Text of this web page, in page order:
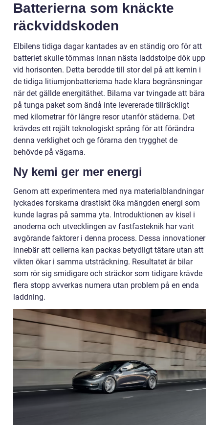
Batterierna som knäckte
räckviddskoden
Elbilens tidiga dagar kantades av en ständig oro för att
batteriet skulle tömmas innan nästa laddstolpe dök upp
vid horisonten. Detta berodde till stor del på att kemin i
de tidiga litiumjonbatterierna hade klara begränsningar
när det gällde energitäthet. Bilarna var tvingade att bära
på tunga paket som ändå inte levererade tillräckligt
med kilometrar för längre resor utanför städerna. Det
krävdes ett rejält teknologiskt språng för att förändra
denna verklighet och ge förarna den trygghet de
behövde på vägarna.
Ny kemi ger mer energi
Genom att experimentera med nya materialblandningar
lyckades forskarna drastiskt öka mängden energi som
kunde lagras på samma yta. Introduktionen av kisel i
anoderna och utvecklingen av fastfasteknik har varit
avgörande faktorer i denna process. Dessa innovationer
innebär att cellerna kan packas betydligt tätare utan att
vikten ökar i samma utsträckning. Resultatet är bilar
som rör sig smidigare och sträckor som tidigare krävde
flera stopp avverkas numera utan problem på en enda
laddning.